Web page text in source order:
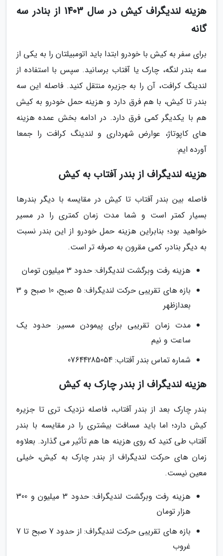
هزینه لندیگراف کیش در سال 1403 از بنادر سه
گانه
برای سفر به کیش با خودرو ابتدا باید اتومبیلتان را به یکی از
سه بندر لنگه، چارک یا آفتاب برسانید. سپس با استفاده از
لندینگ کرافت، آن را به جزیره منتقل کنید. فاصله این سه
بندر تا کیش، با هم فرق دارد و هزینه حمل خودرو به کیش
هم با یکدیگر کمی فرق دارد. در ادامه بخش عمده هزینه
های کاپوتاژ، عوارض شهرداری و لندینگ کرافت را جمعا
آورده ایم:
هزینه لندیگراف از بندر آفتاب به کیش
فاصله بین بندر آفتاب تا کیش در مقایسه با دیگر بندرها
بسیار کمتر است و شما مدت زمان کمتری را در مسیر
خواهید بود؛ بنابراین هزینه حمل خودرو از این بندر نسبت
به دیگر بنادر، کمی مقرون به صرفه تر است.
هزینه رفت وبرگشت لندیگراف: حدود 3 میلیون تومان
بازه های تقریبی حرکت لندیگراف: 5 صبح، 10 صبح و 3
بعدازظهر
مدت زمان تقریبی برای پیمودن مسیر: حدود یک
ساعت و نیم
شماره تماس بندر آفتاب: 07644285054
هزینه لندیگراف از بندر چارک به کیش
بندر چارک بعد از بندر آفتاب، فاصله نزدیک تری تا جزیره
کیش دارد؛ اما باید مسافت بیشتری را در مقایسه با بندر
آفتاب طی کنید که روی هزینه ها هم تأثیر می گذارد. بعلاوه
زمان های حرکت لندیگراف از بندر چارک به کیش، خیلی
معین نیست.
هزینه رفت وبرگشت لندیگراف: حدود 3 میلیون و 300
هزار تومان
بازه های تقریبی حرکت لندیگراف: از حدود 7 صبح تا 7
غروب